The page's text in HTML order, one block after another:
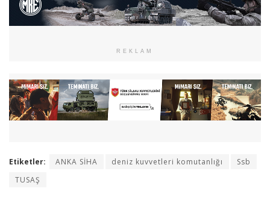
REKLAM
Etiketler: ANKA SİHA deniz kuvvetleri komutanlığı
Ssb
TUSAŞ